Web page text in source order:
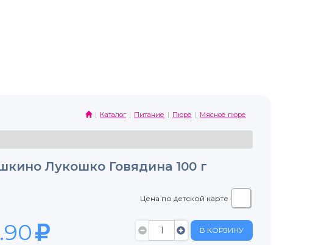
Каталог Питание Пюре Мясное пюре
Лукошко Говядина 100 г
Цена по детской карте
В КОРЗИНУ